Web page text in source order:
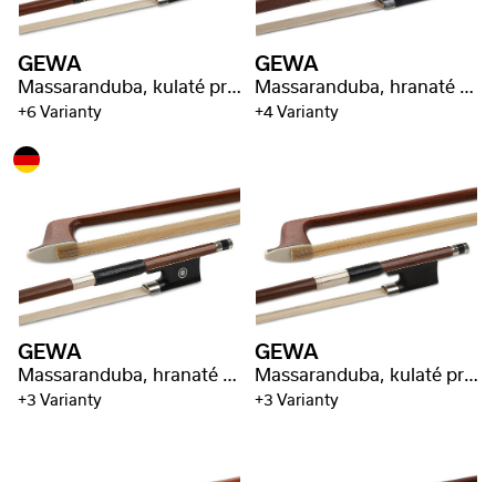
GEWA
Massaranduba, kulaté provedení
+6 Varianty
GEWA
Massaranduba, hranaté provedení, lepší kvalita
+4 Varianty
GEWA
Massaranduba, hranaté provedení, vybraná kvalita
+3 Varianty
GEWA
Massaranduba, kulaté provedení, razítko ,,Baron"
+3 Varianty